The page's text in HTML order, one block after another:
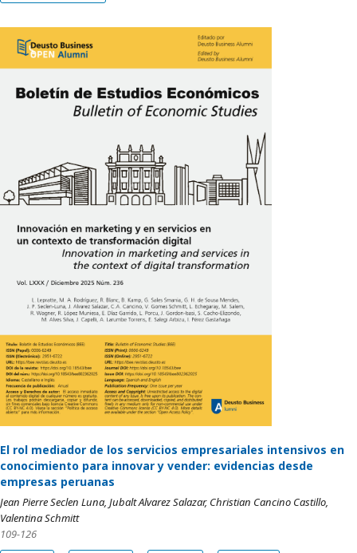
El rol mediador de los servicios empresariales intensivos en
conocimiento para innovar y vender: evidencias desde
empresas peruanas
Jean Pierre Seclen Luna, Jubalt Alvarez Salazar, Christian Cancino Castillo,
Valentina Schmitt
109-126